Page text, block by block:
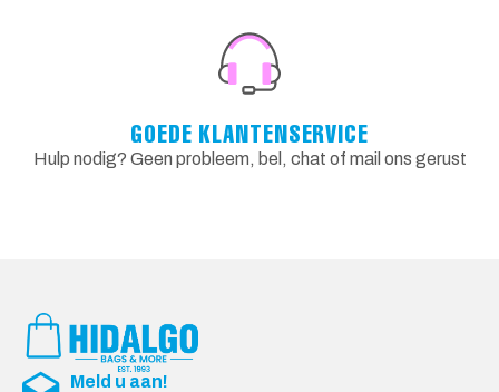
GOEDE KLANTENSERVICE
Hulp nodig? Geen probleem, bel, chat of mail ons gerust
Meld u aan!